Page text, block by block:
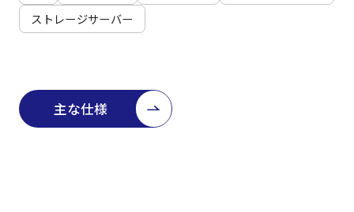
ストレージサーバー
主な仕様